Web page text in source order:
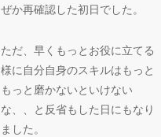
ぜか再確認した初日でした。
ただ、早くもっとお役に立てる
様に自分自身のスキルはもっと
もっと磨かないといけない
な、、と反省もした日にもなり
ました。